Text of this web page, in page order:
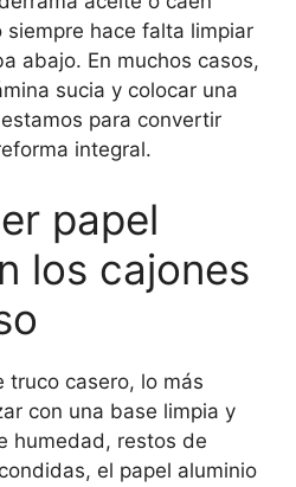
hace falta limpiar
abajo. En muchos casos,
sucia y colocar una
para convertir
integral.
papel
los cajones
truco casero, lo más
con una base limpia y
humedad, restos de
el papel aluminio